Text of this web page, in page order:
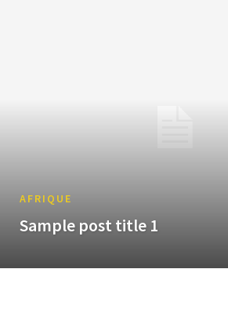
AFRIQUE
Sample post title 1